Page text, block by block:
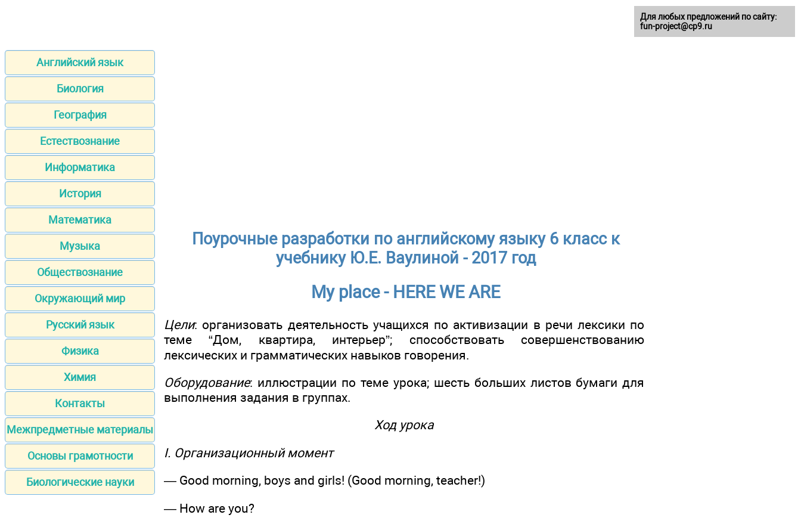
Английский язык
Биология
География
Естествознание
Информатика
История
Математика
Музыка
Обществознание
Окружающий мир
Русский язык
Физика
Химия
Контакты
Межпредметные материалы
Основы грамотности
Биологические науки
Поурочные разработки по английскому языку 6 класс к
учебнику Ю.Е. Ваулиной - 2017 год
My place - HERE WE ARE
Цели: организовать деятельность учащихся по активизации в речи лексики по
теме “Дом, квартира, интерьер”; способствовать совершенствованию
лексических и грамматических навыков говорения.
Оборудование: иллюстрации по теме урока; шесть больших листов бумаги для
выполнения задания в группах.
Ход урока
I. Организационный момент
— Good morning, boys and girls! (Good morning, teacher!)
— How are you?
Для любых предложений по сайту:
fun-project@cp9.ru